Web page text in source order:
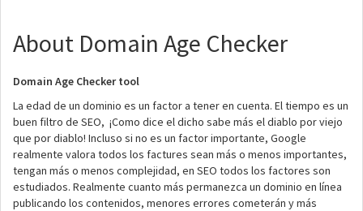
About Domain Age Checker
Domain Age Checker tool
La edad de un dominio es un factor a tener en cuenta. El tiempo es un
buen filtro de SEO, ¡Como dice el dicho sabe más el diablo por viejo
que por diablo! Incluso si no es un factor importante, Google
realmente valora todos los factures sean más o menos importantes,
tengan más o menos complejidad, en SEO todos los factores son
estudiados. Realmente cuanto más permanezca un dominio en línea
publicando los contenidos, menores errores cometerán y más